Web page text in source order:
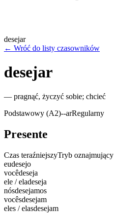
desejar
← Wróć do listy czasowników
desejar
— pragnąć, życzyć sobie; chcieć
Podstawowy (A2)--arRegularny
Presente
Czas teraźniejszyTryb oznajmujący
eudesejo
vocêdeseja
ele / eladeseja
nósdesejamos
vocêsdesejam
eles / elasdesejam